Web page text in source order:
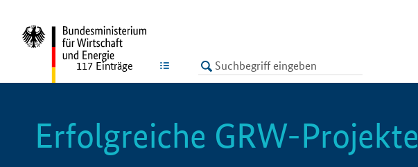
LISTE
117 Einträge
Erfolgreiche GRW-Projekte